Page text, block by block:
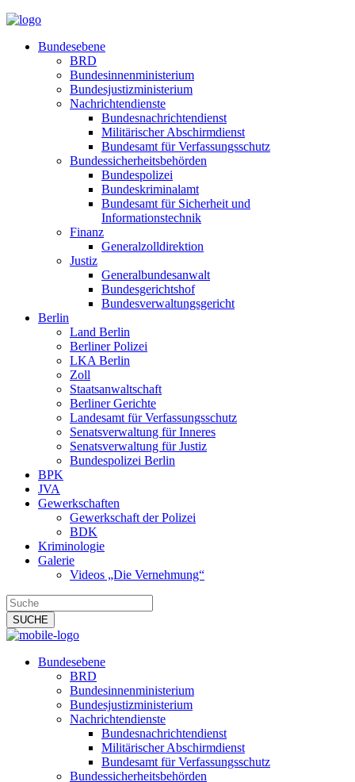
Bundesebene
BRD
Bundesinnenministerium
Bundesjustizministerium
Nachrichtendienste
Bundesnachrichtendienst
Militärischer Abschirmdienst
Bundesamt für Verfassungsschutz
Bundessicherheitsbehörden
Bundespolizei
Bundeskriminalamt
Bundesamt für Sicherheit und
Informationstechnik
Finanz
Generalzolldirektion
Justiz
Generalbundesanwalt
Bundesgerichtshof
Bundesverwaltungsgericht
Berlin
Land Berlin
Berliner Polizei
LKA Berlin
Zoll
Staatsanwaltschaft
Berliner Gerichte
Landesamt für Verfassungsschutz
Senatsverwaltung für Inneres
Senatsverwaltung für Justiz
Bundespolizei Berlin
BPK
JVA
Gewerkschaften
Gewerkschaft der Polizei
BDK
Kriminologie
Galerie
Videos „Die Vernehmung“
Bundesebene
BRD
Bundesinnenministerium
Bundesjustizministerium
Nachrichtendienste
Bundesnachrichtendienst
Militärischer Abschirmdienst
Bundesamt für Verfassungsschutz
Bundessicherheitsbehörden